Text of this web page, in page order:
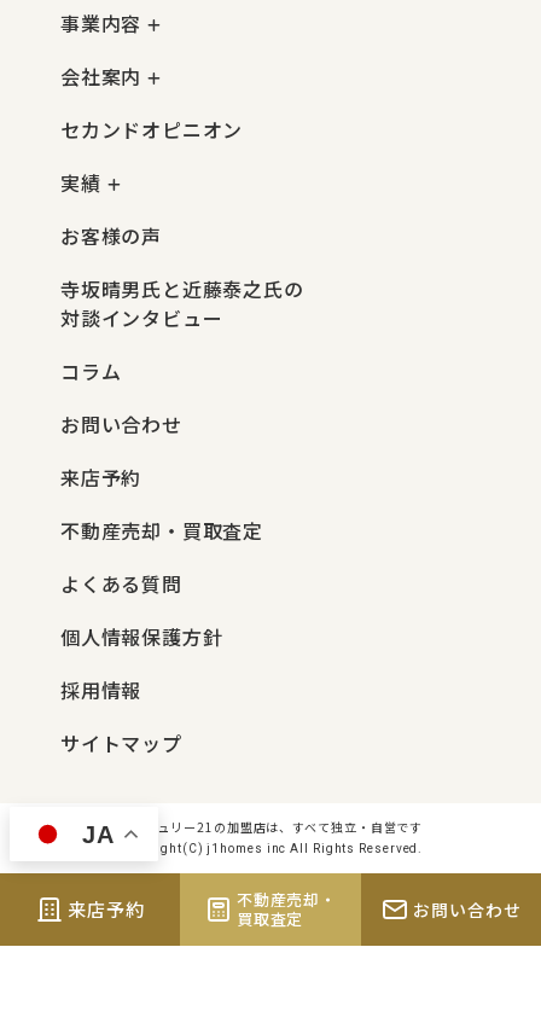
事業内容
会社案内
セカンドオピニオン
実績
お客様の声
寺坂晴男氏と近藤泰之氏の
対談インタビュー
コラム
お問い合わせ
来店予約
不動産売却・買取査定
よくある質問
個人情報保護方針
採用情報
サイトマップ
センチュリー21の加盟店は、すべて独立・自営です
Copyright(C) j1homes inc All Rights Reserved.
来店予約
不動産売却・
買取査定
お問い合わせ
JA